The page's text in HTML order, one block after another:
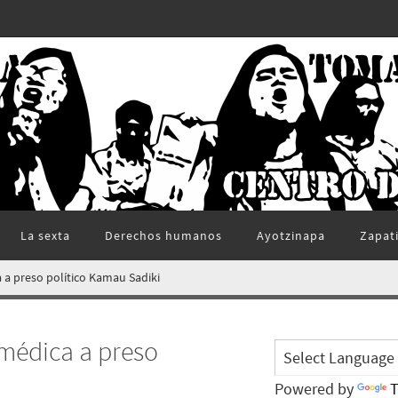
La sexta Derechos humanos Ayotzinapa
preso político Kamau Sadiki
a preso
Powered by